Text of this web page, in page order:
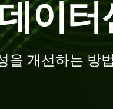
이터
개선하는 방